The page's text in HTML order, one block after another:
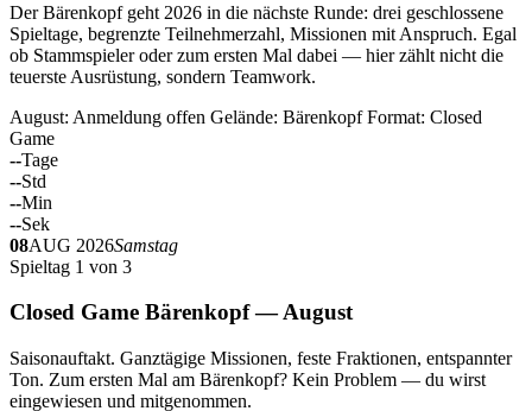
Der Bärenkopf geht 2026 in die nächste Runde: drei geschlossene
Spieltage, begrenzte Teilnehmerzahl, Missionen mit Anspruch. Egal
ob Stammspieler oder zum ersten Mal dabei — hier zählt nicht die
teuerste Ausrüstung, sondern Teamwork.
August: Anmeldung offen Gelände: Bärenkopf Format: Closed
Game
--Tage
--Std
--Min
--Sek
08AUG 2026Samstag
Spieltag 1 von 3
Closed Game Bärenkopf — August
Saisonauftakt. Ganztägige Missionen, feste Fraktionen, entspannter
Ton. Zum ersten Mal am Bärenkopf? Kein Problem — du wirst
eingewiesen und mitgenommen.